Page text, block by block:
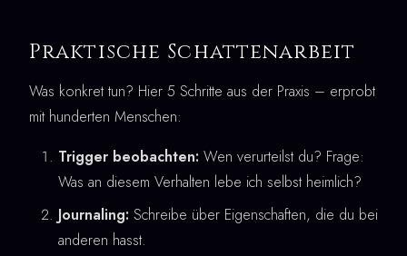
Praktische Schattenarbeit
Was konkret tun? Hier 5 Schritte aus der Praxis – erprobt
mit hunderten Menschen:
Trigger beobachten: Wen verurteilst du? Frage:
Was an diesem Verhalten lebe ich selbst heimlich?
Journaling: Schreibe über Eigenschaften, die du bei
anderen hasst.